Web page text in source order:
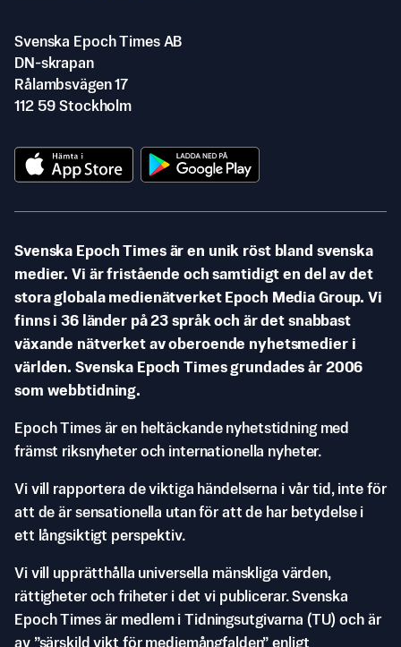
Svenska Epoch Times AB
DN-skrapan
Rålambsvägen 17
112 59 Stockholm
Svenska Epoch Times är en unik röst bland svenska
medier. Vi är fristående och samtidigt en del av det
stora globala medienätverket Epoch Media Group. Vi
finns i 36 länder på 23 språk och är det snabbast
växande nätverket av oberoende nyhetsmedier i
världen. Svenska Epoch Times grundades år 2006
som webbtidning.
Epoch Times är en heltäckande nyhetstidning med
främst riksnyheter och internationella nyheter.
Vi vill rapportera de viktiga händelserna i vår tid, inte för
att de är sensationella utan för att de har betydelse i
ett långsiktigt perspektiv.
Vi vill upprätthålla universella mänskliga värden,
rättigheter och friheter i det vi publicerar. Svenska
Epoch Times är medlem i Tidningsutgivarna (TU) och är
av ”särskild vikt för mediemångfalden” enligt